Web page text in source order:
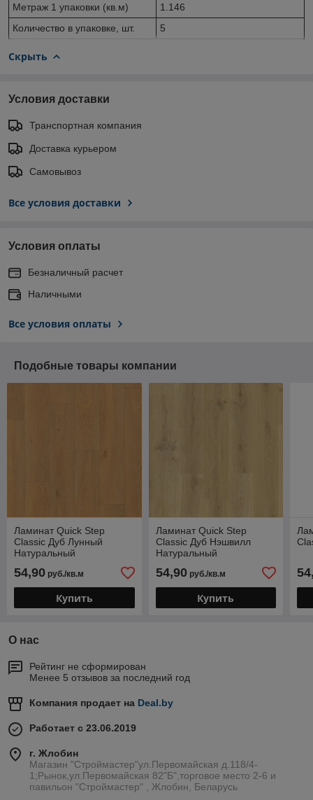
Метраж 1 упаковки (кв.м)
1.146
Количество в упаковке, шт.
5
Скрыть
Условия доставки
Транспортная компания
Доставка курьером
Самовывоз
Все условия доставки
Условия оплаты
Безналичный расчет
Наличными
Все условия оплаты
Подобные товары компании
Ламинат Quick Step
Classic Дуб Лунный
Натуральный
54,90 руб./кв.м
Купить
Ламинат Quick Step
Classic Дуб Нэшвилл
Натуральный
54,90руб./кв.м
Купить
О нас
Рейтинг не сформирован
Менее 5 отзывов за последний год
Компания продает на Deal.by
Работает с 23.06.2019
г. Жлобин
Магазин "Строймастер"ул.Первомайская д.118/4-
1;Рынок,ул.Первомайская 82"Б",торговое место 2-6 и
павильон "Строймастер" , Жлобин, Беларусь